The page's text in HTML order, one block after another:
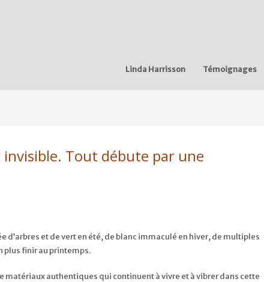
Linda Harrisson Témoignages
invisible. Tout débute par une
d’arbres et de vert en été, de blanc immaculé en hiver, de multiples
plus finir au printemps.
matériaux authentiques qui continuent à vivre et à vibrer dans cette